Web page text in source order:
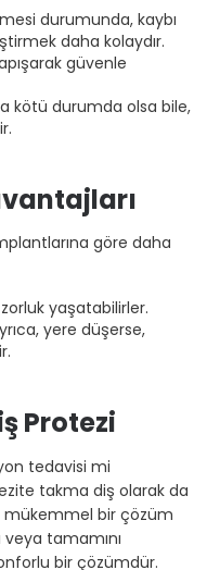
durumunda, kaybı
daha kolaydır.
güvenle
kötü durumda olsa bile,
göre daha
yaşatabilirler.
yere düşerse,
Protezi
tedavisi mi
takma diş olarak da
mükemmel bir çözüm
veya tamamını
bir çözümdür.